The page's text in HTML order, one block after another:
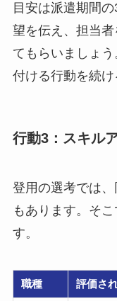
目安は派遣期間
望を伝え、担当
てもらいましょ
付ける行動を続け
行動3：スキル
登用の選考では
もあります。そ
す。
職種 評価さ